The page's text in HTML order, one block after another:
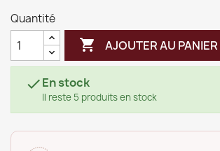
Quantité
 AJOUTER AU PANIER
En stock
Il reste 5 produits en stock